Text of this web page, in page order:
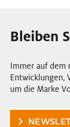
Bleiben
Immer auf dem
Entwicklungen,
um die Marke